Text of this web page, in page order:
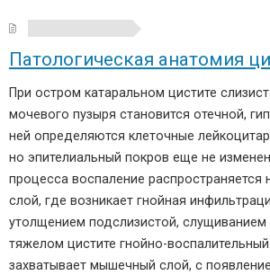
Патологическая анатомия
При остром катаральном цистите
мочевого пузыря становится отечной,
ней определяются клеточные
но эпителиальный покров еще не
процесса воспаление распространяется
слой, где возникает гнойная
утолщением подслизистой, слущиванием
тяжелом цистите гнойно-
захватывает мышечный слой, с